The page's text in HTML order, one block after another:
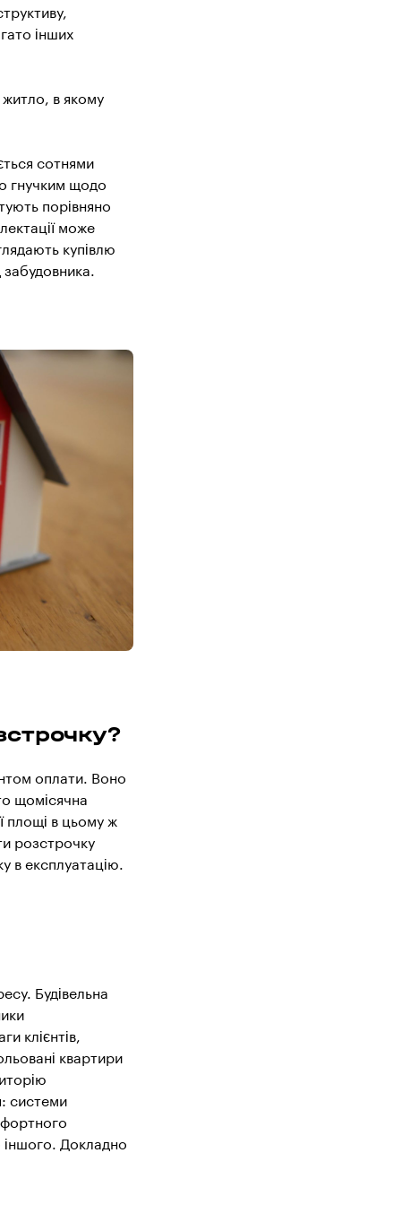
інших
житло, в якому
сотнями
гнучким щодо
порівняно
може
купівлю
забудовника.
оплати. Воно
щомісячна
площі в цьому ж
розстрочку
в експлуатацію.
Будівельна
клієнтів,
квартири
системи
іншого. Докладно